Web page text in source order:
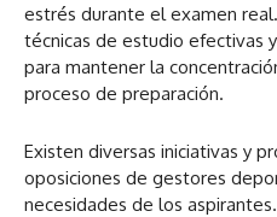
estrés durante el examen
técnicas de estudio efectivas
para mantener la
proceso de preparación.
Existen diversas iniciativas y
oposiciones de gestores
necesidades de los